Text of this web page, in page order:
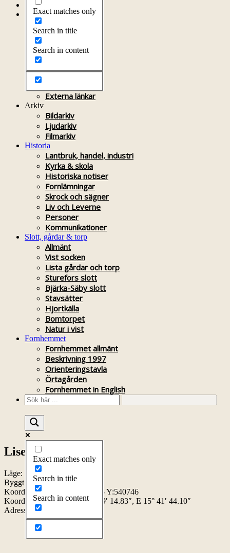
Exact matches only
Search in title
Search in content
Startsida
Om föreningen
Årsprogram
Kontakt
Styrelsen
Litteratur
Externa länkar
Arkiv
Bildarkiv
Ljudarkiv
Filmarkiv
Historia
Lantbruk, handel, industri
Kyrka & skola
Historiska notiser
Fornlämningar
Skrock och sägner
Liv och Leverne
Personer
Kommunikationer
Slott, gårdar & torp
Allmänt
Vist socken
Lista gårdar och torp
Sturefors slott
Bjärka-Säby slott
Stavsätter
Hjortkälla
Bomtorpet
Natur i vist
Fornhemmet
Fornhemmet allmänt
Beskrivning 1997
Orienteringstavla
Örtagården
Fornhemmet in English
Exact matches only
Search in title
Search in content
Liselund
Läge:
Byggt:
Koordinater RT90: X:6464635 Y:540746
Koordinater WGS84: N 58° 19′ 14.83″, E 15° 41′ 44.10″
Adress:
Stavsättersvägen